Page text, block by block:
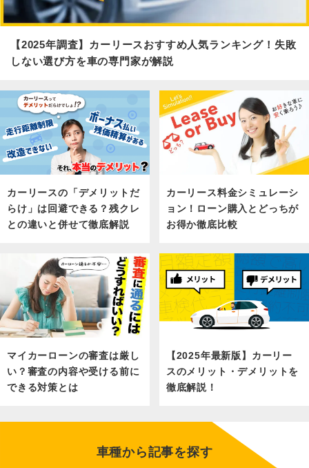
【2025年調査】カーリースおすすめ人気ランキング！失敗
しない選び方を車の専門家が解説
カーリースの「デメリットだ
らけ」は回避できる？残クレ
との違いと併せて徹底解説
カーリース料金シミュレーシ
ョン！ローン購入とどっちが
お得か徹底比較
マイカーローンの審査は厳し
い？審査の内容や受ける前に
できる対策とは
【2025年最新版】カーリー
スのメリット・デメリットを
徹底解説！
車種から記事を探す